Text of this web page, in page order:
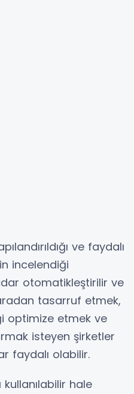
ve faydalı
incelendiği
otomatikleştirilir ve
tasarruf etmek,
optimize etmek ve
isteyen şirketler
faydalı olabilir.
hale